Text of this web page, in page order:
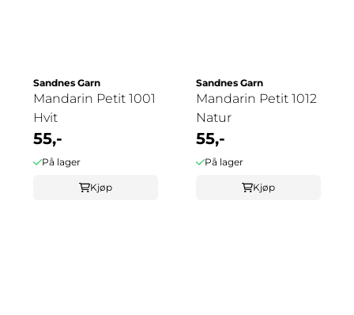
Sandnes Garn
Mandarin Petit 1001
Hvit
55,-
På lager
Kjøp
Sandnes Garn
Mandarin Petit 1012
Natur
55,-
På lager
Kjøp